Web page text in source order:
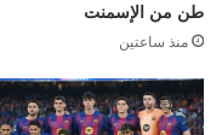
طن من الإسمنت
منذ ساعتين